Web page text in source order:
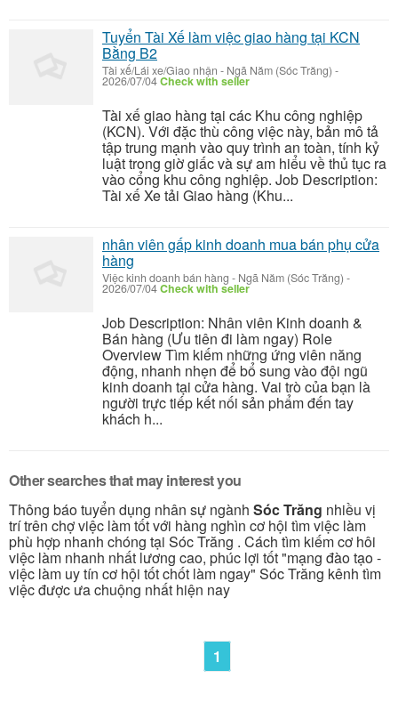
Tuyển Tài Xế làm việc giao hàng tại KCN
Bằng B2
Tài xế/Lái xe/Giao nhận - Ngã Năm (Sóc Trăng) -
2026/07/04Check with seller
Tài xế giao hàng tại các Khu công nghiệp
(KCN). Với đặc thù công việc này, bản mô tả
tập trung mạnh vào quy trình an toàn, tính kỷ
luật trong giờ giấc và sự am hiểu về thủ tục ra
vào cổng khu công nghiệp. Job Description:
Tài xế Xe tải Giao hàng (Khu...
nhân viên gấp kinh doanh mua bán phụ cửa
hàng
Việc kinh doanh bán hàng - Ngã Năm (Sóc Trăng) -
2026/07/04Check with seller
Job Description: Nhân viên Kinh doanh &
Bán hàng (Ưu tiên đi làm ngay) Role
Overview Tìm kiếm những ứng viên năng
động, nhanh nhẹn để bổ sung vào đội ngũ
kinh doanh tại cửa hàng. Vai trò của bạn là
người trực tiếp kết nối sản phẩm đến tay
khách h...
Other searches that may interest you
Thông báo tuyển dụng nhân sự ngành Sóc Trăng nhiều vị
trí trên chợ việc làm tốt với hàng nghìn cơ hội tìm việc làm
phù hợp nhanh chóng tại Sóc Trăng . Cách tìm kiếm cơ hôi
việc làm nhanh nhất lương cao, phúc lợi tốt "mạng đào tạo -
việc làm uy tín cơ hội tốt chốt làm ngay" Sóc Trăng kênh tìm
việc được ưa chuộng nhất hiện nay
1